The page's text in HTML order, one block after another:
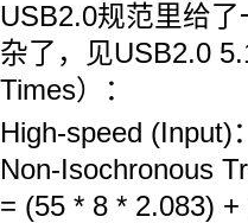
USB2.0规范里给
杂了，见USB2.0
Times）：
High-speed (Input)：
Non-Isochronous
= (55 * 8 * 2.083)